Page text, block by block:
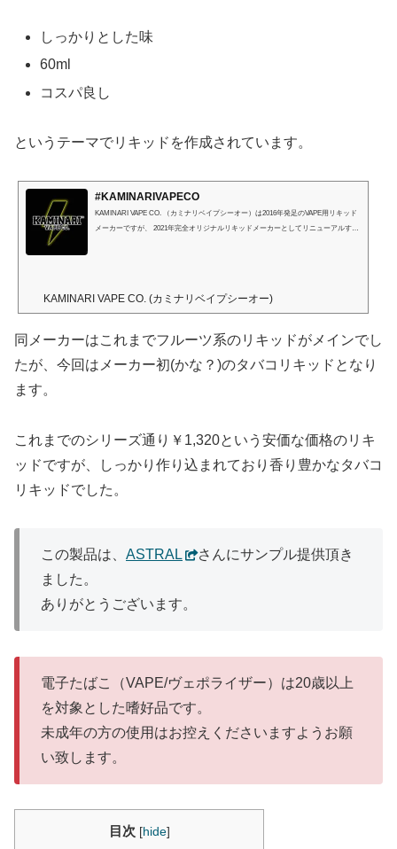
しっかりとした味
60ml
コスパ良し
というテーマでリキッドを作成されています。
#KAMINARIVAPECO
KAMINARI VAPE CO. （カミナリベイプシーオー）は2016年発足のVAPE用リキッド
メーカーですが、 2021年完全オリジナルリキッドメーカーとしてリニューアルする
KAMINARI VAPE CO. (カミナリベイプシーオー)
同メーカーはこれまでフルーツ系のリキッドがメインでし
たが、今回はメーカー初(かな？)のタバコリキッドとなり
ます。
これまでのシリーズ通り￥1,320という安価な価格のリキ
ッドですが、しっかり作り込まれており香り豊かなタバコ
リキッドでした。
この製品は、 ASTRAL
さんにサンプル提供頂き
ました。
ありがとうございます。
電子たばこ（VAPE/ヴェポライザー）は20歳以上
を対象とした嗜好品です。
未成年の方の使用はお控えくださいますようお願
い致します。
目次 [hide]